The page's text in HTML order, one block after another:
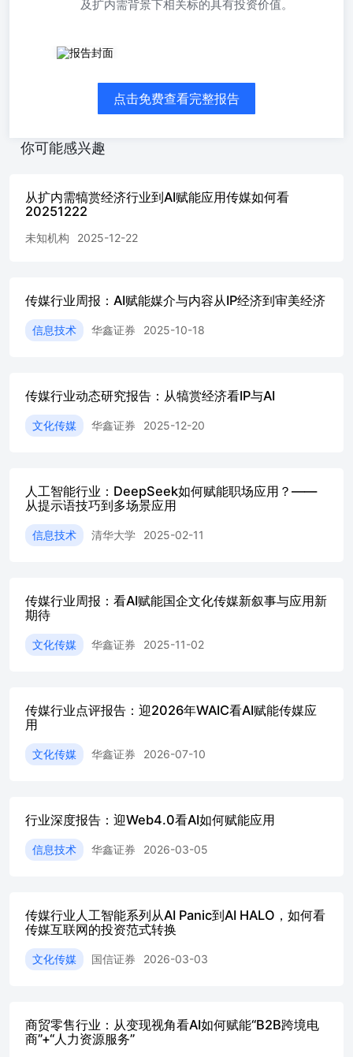
及扩内需背景下相关标的具有投资价值。
2025年12月23日01:42 关键词 传媒扩内需AI电影院线万达电
档卡牌市场AI手机汽车玩具教育电商质朴大模型 全文摘要
随着国内需求的扩张和AI技术的驱动，企业正在积极规划
院线行业如万达电影、横店影视和上海电影等公司带来的机
字营销、内容创作、电商和游戏等领域的应用，为传媒和娱
乐行业开辟了新的增长路径。整体而言，国内需求的扩大和
AI技术的进步为企业和相关行业带来了发展良机，推荐关
及AI应用在企业年度规划中的重要性，两者成为企业发展
的有力抓手。 00:35传媒板块与电影院线在内需扩大的机
遇 讨论了传媒板块，特别是电影院线，在内需扩大背景下
消费领域，如潮玩和影像社交，看好电影院线三剑客在情绪
消费和闪经济下的表现。 05:46电影与衍生品市场前景及
投资建议 对话分析了电影市场及IP衍生品市场的巨大潜
及奥威娱乐、辽记科技等IP潮玩与卡牌布局企业。同时，强
调了AI板块的投资机会，指出在扩内需战略下，电影院线
会与质朴港交所递表：AI行业的新篇章 Foss大会展示了AI
术与资本支持下，成为AI行业里程碑。其商业模式与技术
公司提供定价指引，推动资本化新阶段。 13:36AI大模型
与传媒板块资本化趋势分析 对话讨论了AI大模型在传媒板
化，有望推动整个板块的关注度提升，强调了AI初创型公
基础设施与应用的十年机遇 对话探讨了2026年AI发展的双
轮驱动模式，即AI基础设施与AI应用的同步增长。强调了
争夺的激烈竞争中，企业正积极布局，如字节、阿里、蚂蚁
为尽管AI领域会经历波动和热点切换，但在十年维度上，
告、AI加游戏、AI加国漫、AI加电商等细分赛道的代表性
公司，如蓝色光标、腾讯、米哈游、光线传媒、遥望科技
等，并建议关注日历交易效应下的贺岁春节及扩内需背景下
的抗陕经济与AI加持的影视娱乐标的。 20:35AI产业链与
提及了蓝色光标、聊技科技、奥菲娱乐等企业，以及AI眼
镜、AI手机等未来赛道。万达、横店、上海电影等也被推
点击免费查看完整报告
你可能感兴趣
从扩内需犒赏经济行业到AI赋能应用传媒如何看
20251222
未知机构 2025-12-22
传媒行业周报：AI赋能媒介与内容从IP经济到审美经济
信息技术 华鑫证券 2025-10-18
传媒行业动态研究报告：从犒赏经济看IP与AI
文化传媒 华鑫证券 2025-12-20
人工智能行业：DeepSeek如何赋能职场应用？——
从提示语技巧到多场景应用
信息技术 清华大学 2025-02-11
传媒行业周报：看AI赋能国企文化传媒新叙事与应用新
期待
文化传媒 华鑫证券 2025-11-02
传媒行业点评报告：迎2026年WAIC看AI赋能传媒应
用
文化传媒 华鑫证券 2026-07-10
行业深度报告：迎Web4.0看AI如何赋能应用
信息技术 华鑫证券 2026-03-05
传媒行业人工智能系列从AI Panic到AI HALO，如何看
传媒互联网的投资范式转换
文化传媒 国信证券 2026-03-03
商贸零售行业：从变现视角看AI如何赋能“B2B跨境电
商”+“人力资源服务”